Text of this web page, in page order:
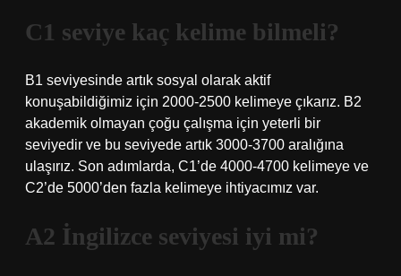
C1 seviye kaç kelime bilmeli?
B1 seviyesinde artık sosyal olarak aktif
konuşabildiğimiz için 2000-2500 kelimeye çıkarız. B2
akademik olmayan çoğu çalışma için yeterli bir
seviyedir ve bu seviyede artık 3000-3700 aralığına
ulaşırız. Son adımlarda, C1’de 4000-4700 kelimeye ve
C2’de 5000’den fazla kelimeye ihtiyacımız var.
A2 İngilizce seviyesi iyi mi?